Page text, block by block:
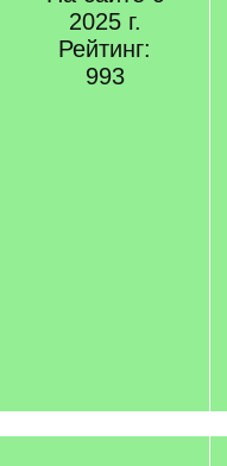
2025 г.
Рейтинг:
993